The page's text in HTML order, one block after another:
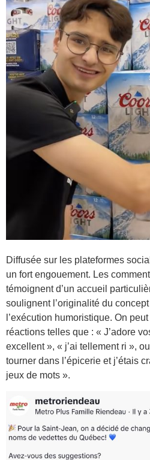
Diffusée sur les plateformes
un fort engouement. Les
témoignent d’un accueil
soulignent l’originalité du
l’exécution humoristique. On
réactions telles que : « J’adore
excellent », « j’ai tellement ri »,
tourner dans l’épicerie et j’étais
jeux de mots ».